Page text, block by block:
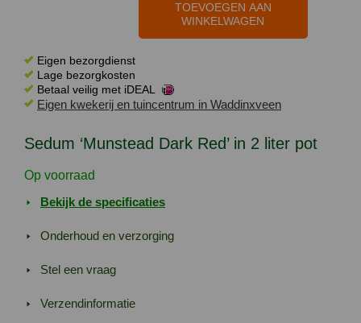
Sedum ‘Munstead Dark Red’ in 2 liter pot
Op voorraad
Red'
in
2
pot
TOEVOEGEN AAN
WINKELWAGEN
Eigen bezorgdienst
Lage bezorgkosten
Betaal veilig met iDEAL
Eigen kwekerij en tuincentrum in Waddinxveen
Bekijk de specificaties
Onderhoud en verzorging
Stel een vraag
Verzendinformatie